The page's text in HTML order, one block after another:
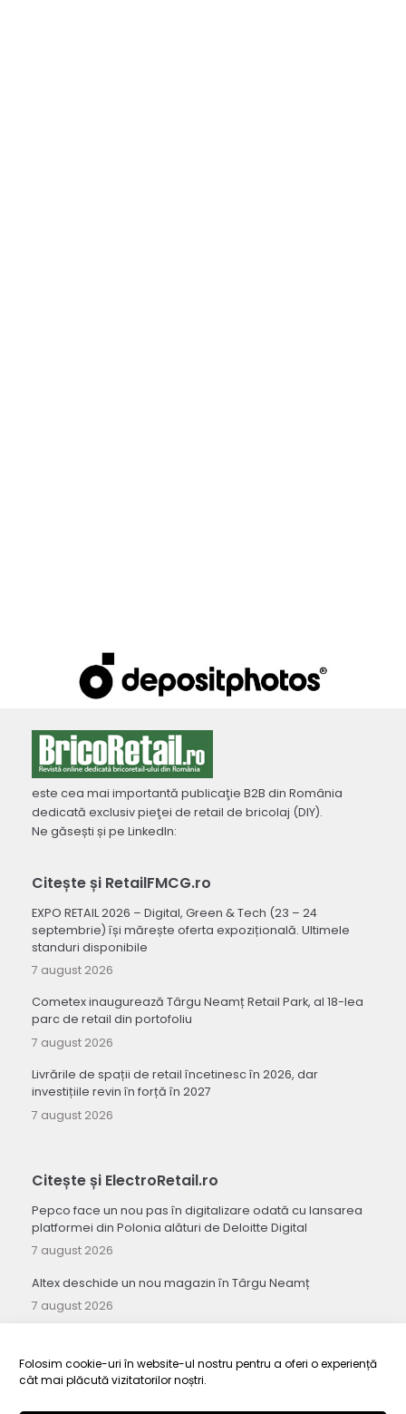
Folosim cookie-uri în website-ul nostru pentru a oferi o experiență
cât mai plăcută vizitatorilor noștri.
este cea mai importantă publicaţie B2B din România
dedicată exclusiv pieţei de retail de bricolaj (DIY).
Ne găsești și pe LinkedIn:
Citește și RetailFMCG.ro
EXPO RETAIL 2026 – Digital, Green & Tech (23 – 24
septembrie) își mărește oferta expozițională. Ultimele
standuri disponibile
7 august 2026
Cometex inaugurează Târgu Neamț Retail Park, al 18-lea
parc de retail din portofoliu
7 august 2026
Livrările de spații de retail încetinesc în 2026, dar
investițiile revin în forță în 2027
7 august 2026
Citește și ElectroRetail.ro
Pepco face un nou pas în digitalizare odată cu lansarea
platformei din Polonia alături de Deloitte Digital
7 august 2026
Altex deschide un nou magazin în Târgu Neamț
7 august 2026
cel mai mare număr de precomenzi înregistrat vreodată
7 august 2026